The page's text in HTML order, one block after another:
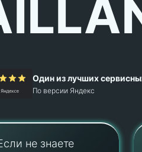
Один из лучших
По версии Яндекс
не знаете